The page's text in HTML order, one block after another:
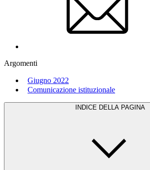
Argomenti
Giugno 2022
Comunicazione istituzionale
INDICE DELLA PAGINA